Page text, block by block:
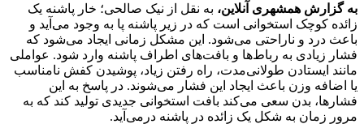
به گزارش همشهری آنلاین، به نقل از نیک صالحی؛ خار پاشنه یک
زائده کوچک استخوانی است که در زیر پاشنه پا به وجود می‌آید و
باعث درد و ناراحتی می‌شود. این مشکل زمانی ایجاد می‌شود که
فشار زیادی به رباط‌ها و بافت‌های اطراف پاشنه وارد شود. عواملی
مانند ایستادن طولانی‌مدت، راه رفتن زیاد، پوشیدن کفش نامناسب
یا اضافه وزن باعث ایجاد این فشار می‌شوند. در پاسخ به این
فشارها، بدن سعی می‌کند بافت استخوانی جدیدی تولید کند که به
مرور زمان به شکل یک زائده در پاشنه درمی‌آید.